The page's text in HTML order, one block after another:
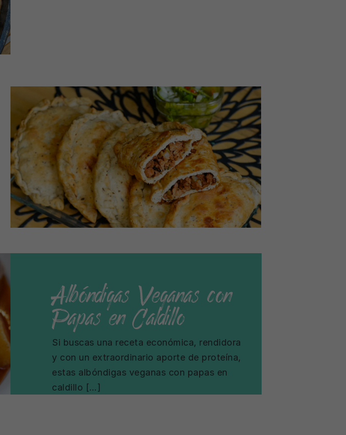
Albóndigas Veganas con
Papas en Caldillo
Si buscas una receta económica, rendidora
y con un extraordinario aporte de proteína,
estas albóndigas veganas con papas en
caldillo […]